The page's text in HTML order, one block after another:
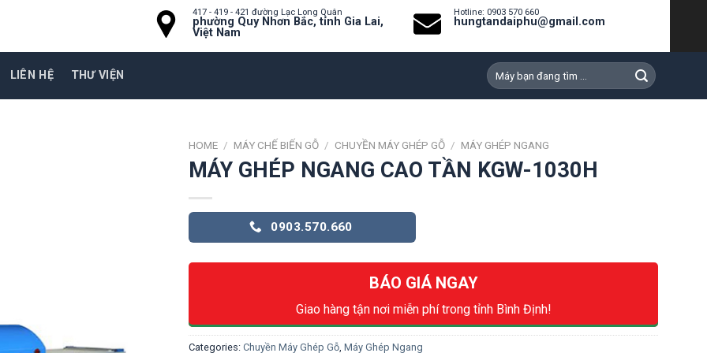
417 - 419 - 421 đường Lạc Long Quân
phường Quy Nhơn Bắc, tỉnh Gia Lai,
Việt Nam
Hotline: 0903 570 660
hungtandaiphu@gmail.com
LIÊN HỆ THƯ VIỆN
Search
for:
HOME / MÁY CHẾ BIẾN GỖ / CHUYỀN MÁY GHÉP GỖ / MÁY GHÉP NGANG
MÁY GHÉP NGANG CAO TẦN KGW-1030H
0903.570.660
BÁO GIÁ NGAY
Giao hàng tận nơi miễn phí trong tỉnh Bình Định!
Categories: Chuyền Máy Ghép Gỗ, Máy Ghép Ngang